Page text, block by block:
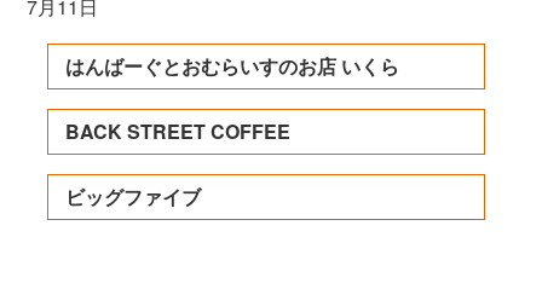
7月11日
はんばーぐとおむらいすのお店 いくら
BACK STREET COFFEE
ビッグファイブ